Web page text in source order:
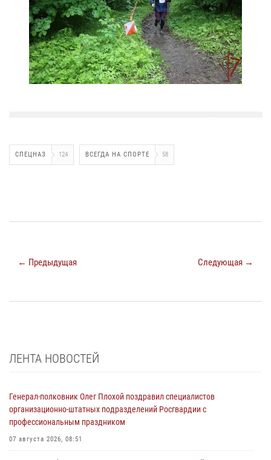
СПЕЦНАЗ 124 ВСЕГДА НА СПОРТЕ 58
← Предыдущая Следующая →
ЛЕНТА НОВОСТЕЙ
Генерал-полковник Олег Плохой поздравил специалистов
организационно-штатных подразделений Росгвардии с
профессиональным праздником
07 августа 2026, 08:51